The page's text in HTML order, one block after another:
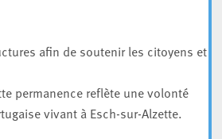
afin de soutenir les citoyens et de
permanence reflète une volonté
vivant à Esch-sur-Alzette.